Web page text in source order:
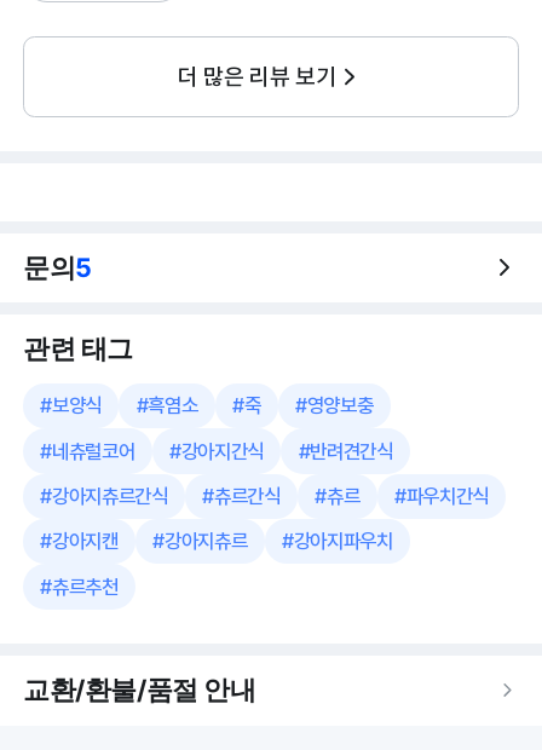
더 많은 리뷰 보기
문의5
관련 태그
#보양식 #흑염소 #죽 #영양보충
#네츄럴코어 #강아지간식 #반려견간식
#강아지츄르간식 #츄르간식 #츄르 #파우치간식
#강아지캔 #강아지츄르 #강아지파우치
#츄르추천
교환/환불/품절 안내